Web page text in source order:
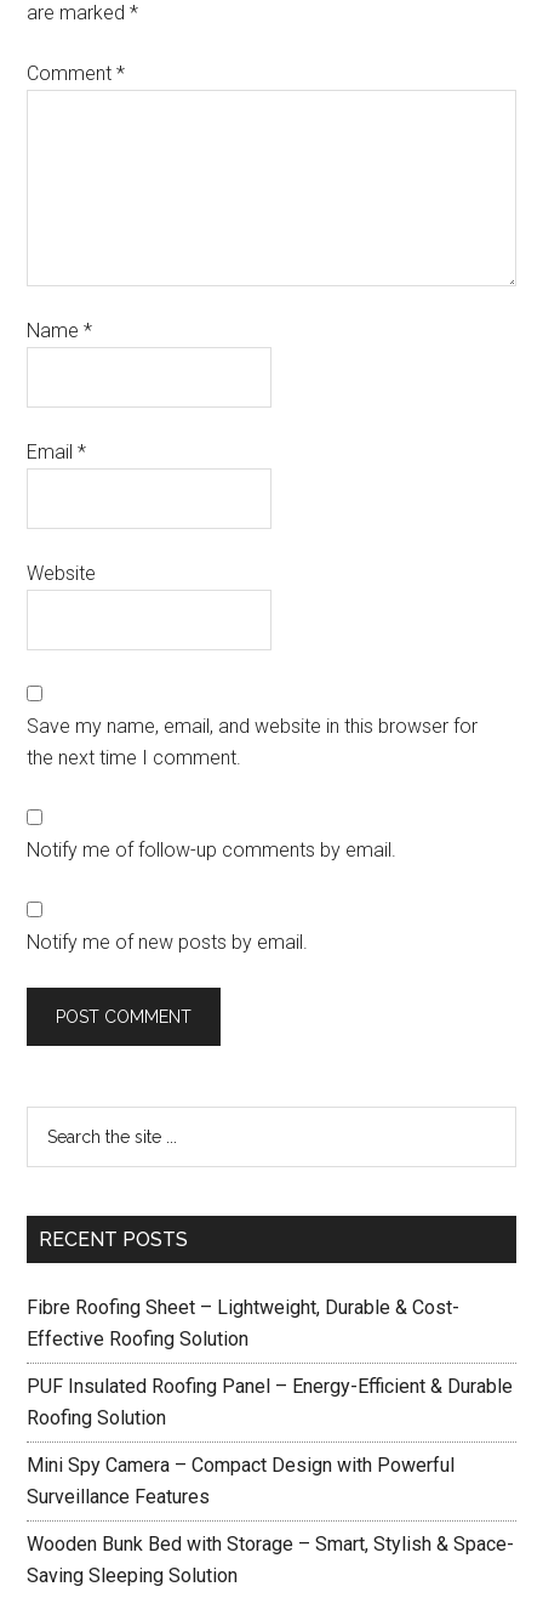
are marked*
Comment*
Name*
Email*
Website
Save my name, email, and website in this browser for
the next time I comment.
Notify me of follow-up comments by email.
Notify me of new posts by email.
RECENT POSTS
Fibre Roofing Sheet – Lightweight, Durable & Cost-
Effective Roofing Solution
PUF Insulated Roofing Panel – Energy-Efficient & Durable
Roofing Solution
Mini Spy Camera – Compact Design with Powerful
Surveillance Features
Wooden Bunk Bed with Storage – Smart, Stylish & Space-
Saving Sleeping Solution